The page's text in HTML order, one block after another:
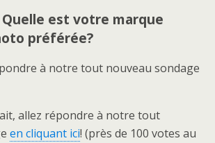
Quelle est votre marque
préférée?
à notre tout nouveau sondage
allez répondre à notre tout
en cliquant ici! (près de 100 votes au